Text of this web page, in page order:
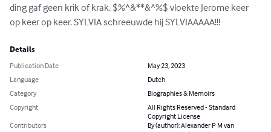
ding gaf geen krik of krak. $%^&**&^%$ vloekte Jerome keer
op keer op keer. SYLVIA schreeuwde hij SYLVIAAAAA!!!
Details
Publication Date
May 23, 2023
Language
Dutch
Category
Biographies & Memoirs
Copyright
All Rights Reserved - Standard
Copyright License
Contributors
By (author): Alexander P M van